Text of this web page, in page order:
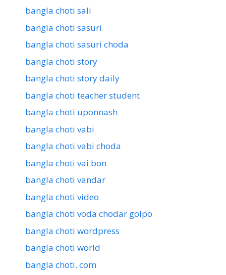
bangla choti sali
bangla choti sasuri
bangla choti sasuri choda
bangla choti story
bangla choti story daily
bangla choti teacher student
bangla choti uponnash
bangla choti vabi
bangla choti vabi choda
bangla choti vai bon
bangla choti vandar
bangla choti video
bangla choti voda chodar golpo
bangla choti wordpress
bangla choti world
bangla choti. com